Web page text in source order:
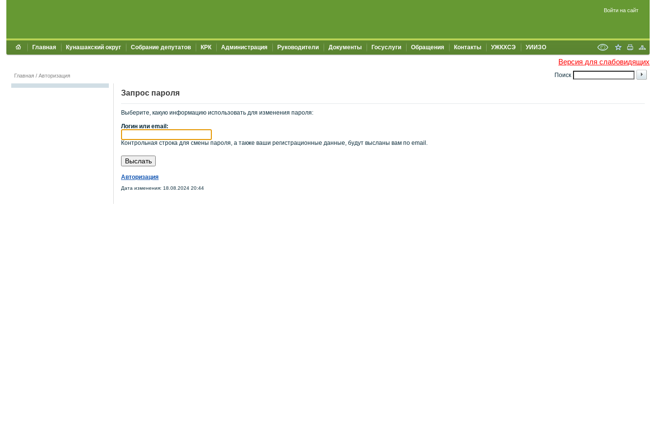
Войти на сайт
Главная Кунашакский округ Собрание депутатов КРК Администрация Руководители Документы Госуслуги Обращения Контакты УЖКХСЭ УИИЗО
Версия для слабовидящих
Поиск
Главная / Авторизация
Запрос пароля
Выберите, какую информацию использовать для изменения пароля:
Логин или email:
Контрольная строка для смены пароля, а также ваши регистрационные данные, будут высланы вам по email.
Авторизация
Дата изменения: 18.08.2024 20:44